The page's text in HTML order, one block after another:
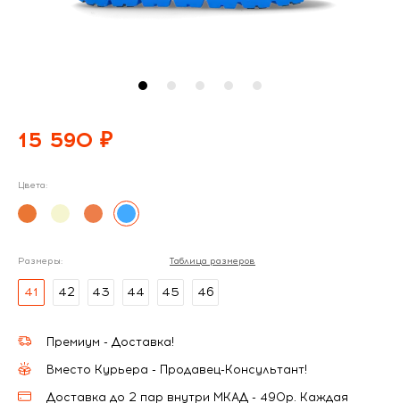
15 590 ₽
Цвета:
Размеры: Таблица размеров
41 42 43 44 45 46
Премиум - Доставка!
Вместо Курьера - Продавец-Консультант!
Доставка до 2 пар внутри МКАД - 490р. Каждая